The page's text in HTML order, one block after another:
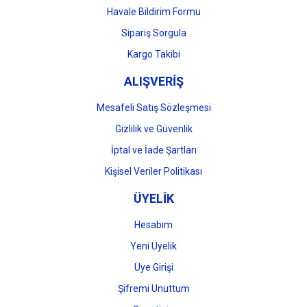
Gönder
Havale Bildirim Formu
Sipariş Sorgula
Kargo Takibi
ALIŞVERİŞ
Mesafeli Satış Sözleşmesi
Gizlilik ve Güvenlik
İptal ve İade Şartları
Kişisel Veriler Politikası
ÜYELİK
Hesabım
Yeni Üyelik
Üye Girişi
Şifremi Unuttum